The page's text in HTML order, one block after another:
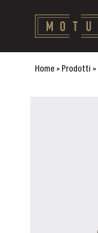
Home » Prodotti »